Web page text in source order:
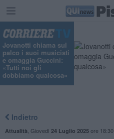
Jovanotti chiama sul
palco i suoi musicisti
e omaggia Guccini:
«Tutti noi gli
dobbiamo qualcosa»
Indietro
Attualità Giovedì 24 Luglio 2025ore 18:30